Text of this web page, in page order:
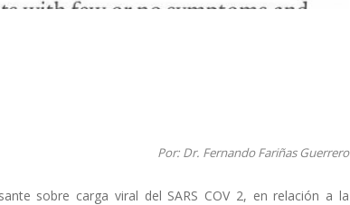
Por: Dr. Fernando Fariñas Guerrero
sobre carga viral del SARS COV 2, en relación a la